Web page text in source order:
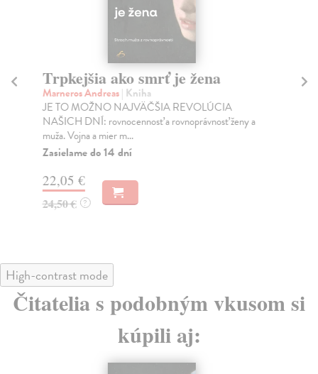
Trpkejšia ako smrť je žena
Marneros Andreas| Kniha
JE TO MOŽNO NAJVÄČŠIA REVOLÚCIA
NAŠICH DNÍ: rovnocennosť a rovnoprávnosť ženy a
muža. Vojna a mier m...
Zasielame do 14 dní
22,05 €
24,50 € ?
High-contrast mode
Čitatelia s podobným vkusom si
kúpili aj: